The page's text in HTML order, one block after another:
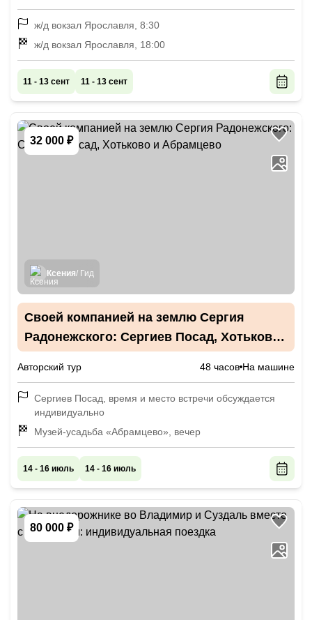
ж/д вокзал Ярославля, 8:30
ж/д вокзал Ярославля, 18:00
11 - 13 сент 11 - 13 сент
32 000 ₽
Ксения/ Гид
Своей компанией на землю Сергия
Радонежского: Сергиев Посад, Хотьково
Авторский тур 48 часов На машине
Сергиев Посад, время и место встречи обсуждается
индивидуально
Музей-усадьба «Абрамцево», вечер
14 - 16 июль 14 - 16 июль
80 000 ₽